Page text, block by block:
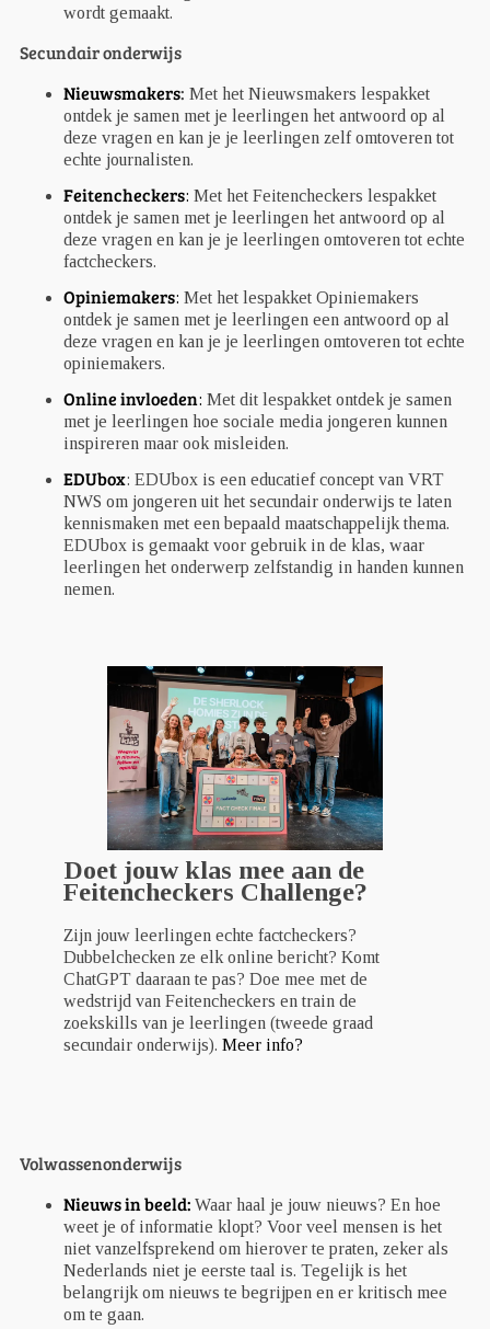
wordt gemaakt.
Secundair onderwijs
Nieuwsmakers: Met het Nieuwsmakers lespakket
ontdek je samen met je leerlingen het antwoord op al
deze vragen en kan je je leerlingen zelf omtoveren tot
echte journalisten.
Feitencheckers: Met het Feitencheckers lespakket
ontdek je samen met je leerlingen het antwoord op al
deze vragen en kan je je leerlingen omtoveren tot echte
factcheckers.
Opiniemakers: Met het lespakket Opiniemakers
ontdek je samen met je leerlingen een antwoord op al
deze vragen en kan je je leerlingen omtoveren tot echte
opiniemakers.
Online invloeden: Met dit lespakket ontdek je samen
met je leerlingen hoe sociale media jongeren kunnen
inspireren maar ook misleiden.
EDUbox: EDUbox is een educatief concept van VRT
NWS om jongeren uit het secundair onderwijs te laten
kennismaken met een bepaald maatschappelijk thema.
EDUbox is gemaakt voor gebruik in de klas, waar
leerlingen het onderwerp zelfstandig in handen kunnen
nemen.
Doet jouw klas mee aan de
Feitencheckers Challenge?
Zijn jouw leerlingen echte factcheckers?
Dubbelchecken ze elk online bericht? Komt
ChatGPT daaraan te pas? Doe mee met de
wedstrijd van Feitencheckers en train de
zoekskills van je leerlingen (tweede graad
secundair onderwijs). Meer info?
Volwassenonderwijs
Nieuws in beeld: Waar haal je jouw nieuws? En hoe
weet je of informatie klopt? Voor veel mensen is het
niet vanzelfsprekend om hierover te praten, zeker als
Nederlands niet je eerste taal is. Tegelijk is het
belangrijk om nieuws te begrijpen en er kritisch mee
om te gaan.